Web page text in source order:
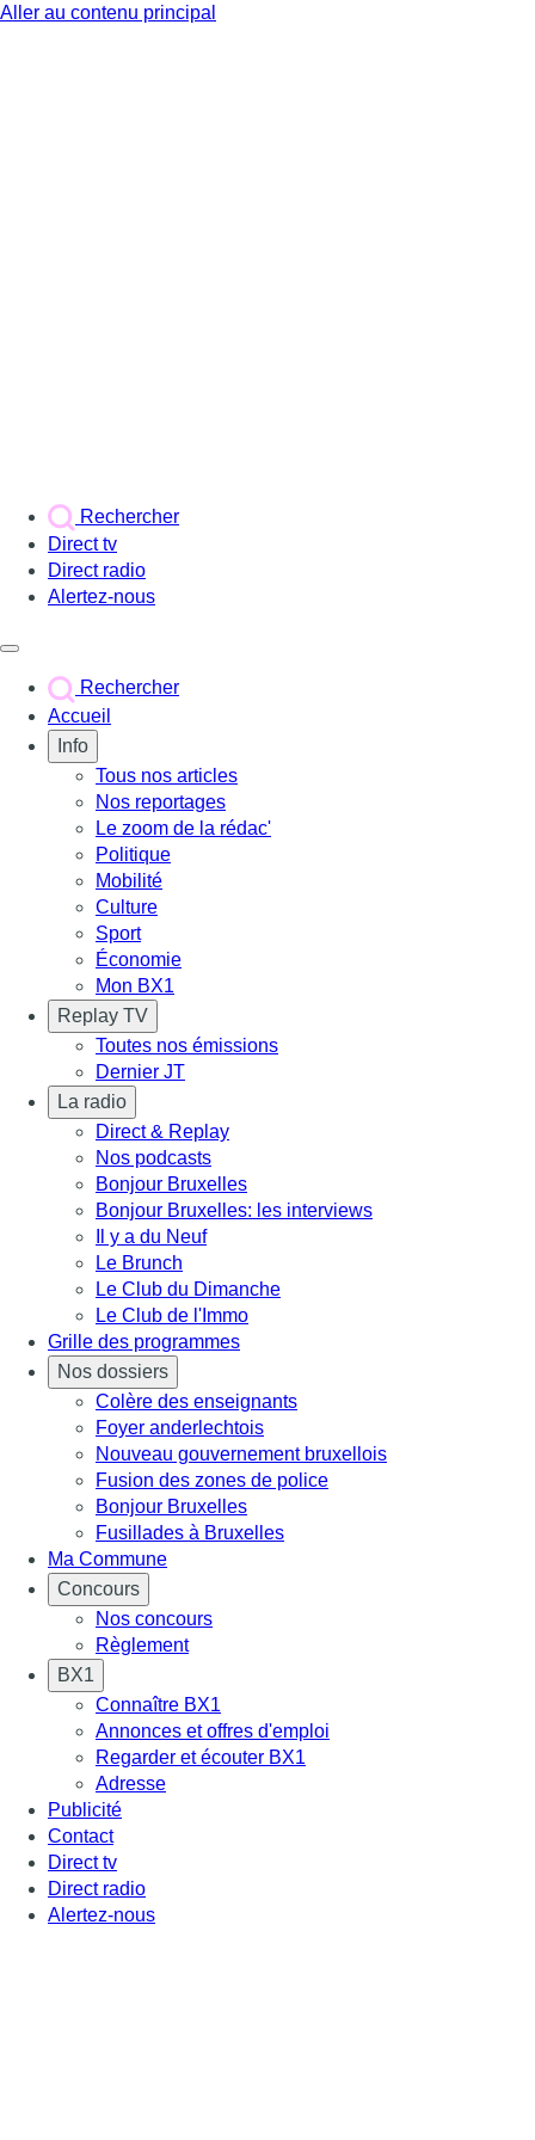
Aller au contenu principal
Rechercher
Direct tv
Direct radio
Alertez-nous
Rechercher
Accueil
Info
Tous nos articles
Nos reportages
Le zoom de la rédac'
Politique
Mobilité
Culture
Sport
Économie
Mon BX1
Replay TV
Toutes nos émissions
Dernier JT
La radio
Direct & Replay
Nos podcasts
Bonjour Bruxelles
Bonjour Bruxelles: les interviews
Il y a du Neuf
Le Brunch
Le Club du Dimanche
Le Club de l'Immo
Grille des programmes
Nos dossiers
Colère des enseignants
Foyer anderlechtois
Nouveau gouvernement bruxellois
Fusion des zones de police
Bonjour Bruxelles
Fusillades à Bruxelles
Ma Commune
Concours
Nos concours
Règlement
BX1
Connaître BX1
Annonces et offres d'emploi
Regarder et écouter BX1
Adresse
Publicité
Contact
Direct tv
Direct radio
Alertez-nous